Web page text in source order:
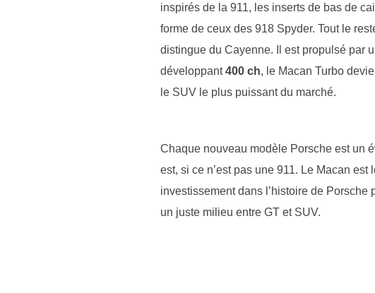
inspirés de la 911, les inserts de bas de
forme de ceux des 918 Spyder. Tout le
distingue du Cayenne. Il est propulsé par
développant400 ch, le Macan Turbo
le SUV le plus puissant du marché.
Chaque nouveau modèle Porsche est un
est, si ce n’est pas une 911. Le Macan est
investissement dans l’histoire de Porsche
un juste milieu entre GT et SUV.